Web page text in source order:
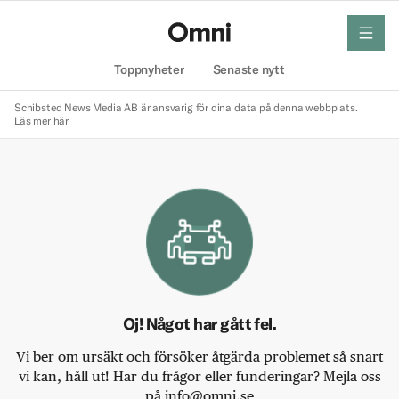
Toppnyheter Senaste nytt
meny
Schibsted News Media AB är ansvarig för dina data på denna webbplats.
Läs mer här
Oj! Något har gått fel.
Vi ber om ursäkt och försöker åtgärda problemet så snart
vi kan, håll ut! Har du frågor eller funderingar? Mejla oss